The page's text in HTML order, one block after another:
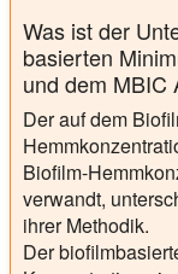
Was ist der
basierten
und dem MBIC
Der auf dem
Biofilm-
verwandt,
ihrer Methodik.
Der